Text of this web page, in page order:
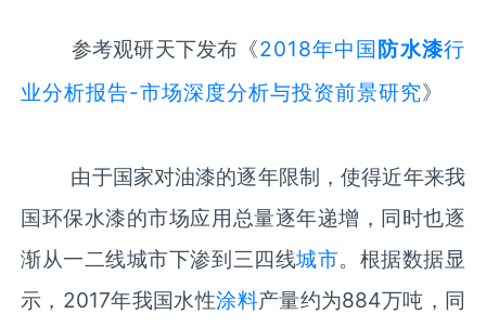
参考观研天下发布《2018年中国防水漆行
业分析报告-市场深度分析与投资前景研究》
由于国家对油漆的逐年限制，使得近年来我
国环保水漆的市场应用总量逐年递增，同时也逐
渐从一二线城市下渗到三四线城市。根据数据显
示，2017年我国水性涂料产量约为884万吨，同